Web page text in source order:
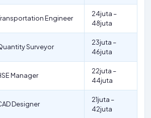
Engineer
24juta –
48juta
Surveyor
23juta –
46juta
Manager
22juta –
44juta
Designer
21juta –
42juta